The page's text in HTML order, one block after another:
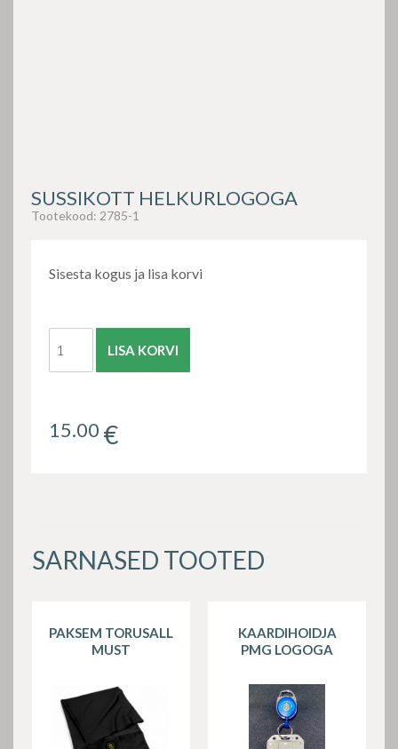
SUSSIKOTT HELKURLOGOGA
Tootekood: 2785-1
Sisesta kogus ja lisa korvi
LISA KORVI
15.00 €
SARNASED TOOTED
PAKSEM TORUSALL
MUST
KAARDIHOIDJA
PMG LOGOGA